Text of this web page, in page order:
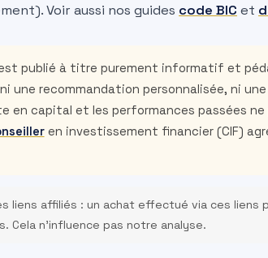
Voir aussi nos guides code BIC et
publié à titre purement informatif et
une recommandation personnalisée, ni
en capital et les performances passées
en investissement financier (CIF)
liens affiliés : un achat effectué via ces liens
Cela n’influence pas notre analyse.